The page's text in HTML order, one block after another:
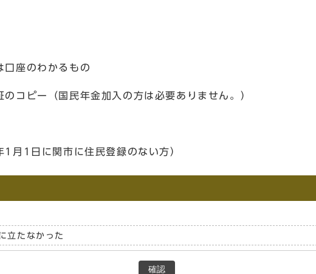
座のわかるもの
ピー（国民年金加入の方は必要ありません。）
1日に関市に住民登録のない方）
立たなかった
確認